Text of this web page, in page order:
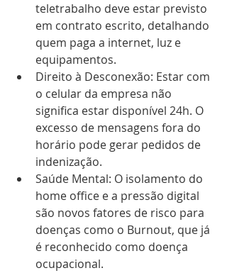
teletrabalho deve estar previsto
em contrato escrito, detalhando
quem paga a internet, luz e
equipamentos.
Direito à Desconexão: Estar com
o celular da empresa não
significa estar disponível 24h. O
excesso de mensagens fora do
horário pode gerar pedidos de
indenização.
Saúde Mental: O isolamento do
home office e a pressão digital
são novos fatores de risco para
doenças como o Burnout, que já
é reconhecido como doença
ocupacional.